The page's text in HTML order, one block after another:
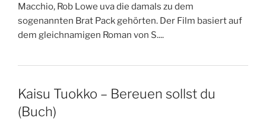
Macchio, Rob Lowe uva die damals zu dem
sogenannten Brat Pack gehörten. Der Film basiert auf
dem gleichnamigen Roman von S....
Kaisu Tuokko – Bereuen sollst du
(Buch)